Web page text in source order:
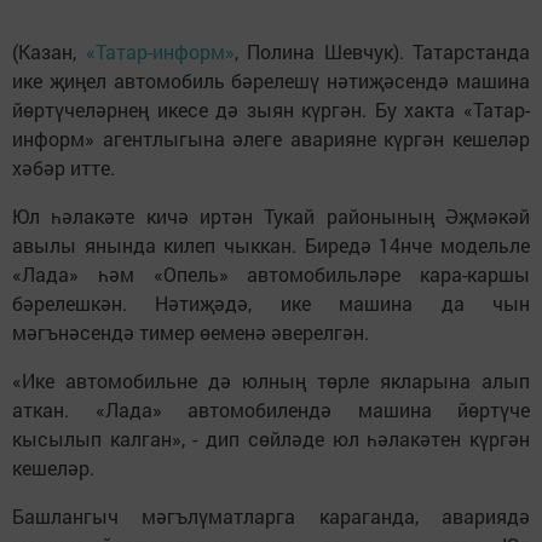
(Казан, «Татар-информ», Полина Шевчук). Татарстанда
ике җиңел автомобиль бәрелешү нәтиҗәсендә машина
йөртүчеләрнең икесе дә зыян күргән. Бу хакта «Татар-
информ» агентлыгына әлеге аварияне күргән кешеләр
хәбәр итте.
Юл һәлакәте кичә иртән Тукай районының Әҗмәкәй
авылы янында килеп чыккан. Биредә 14нче модельле
«Лада» һәм «Опель» автомобильләре кара-каршы
бәрелешкән. Нәтиҗәдә, ике машина да чын
мәгънәсендә тимер өеменә әверелгән.
«Ике автомобильне дә юлның төрле якларына алып
аткан. «Лада» автомобилендә машина йөртүче
кысылып калган», - дип сөйләде юл һәлакәтен күргән
кешеләр.
Башлангыч мәгълүматларга караганда, авариядә